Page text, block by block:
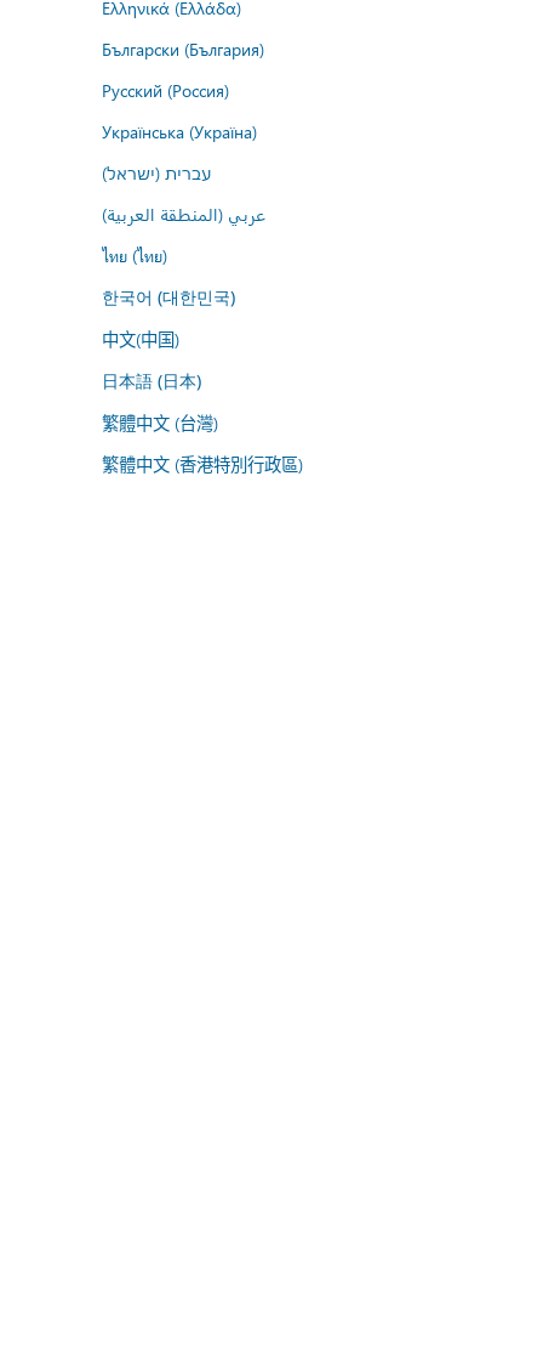
Ελληνικά (Ελλάδα)
Български (България)
Русский (Россия)
Українська (Україна)
עברית (ישראל)
عربي (المنطقة العربية)
ไทย (ไทย)
한국어 (대한민국)
中文(中国)
日本語 (日本)
繁體中文 (台灣)
繁體中文 (香港特別行政區)